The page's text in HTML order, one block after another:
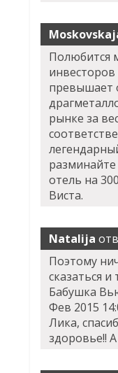
Полюбится
превышает
рынке за
отель на
Виста.
Natalija
Поэтому
сказаться
Бабушка
Фев 2015
Лика,
здоровье!!